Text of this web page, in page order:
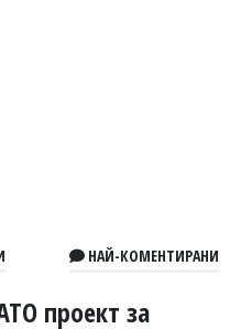
НАЙ-КОМЕНТИРАНИ
проект за